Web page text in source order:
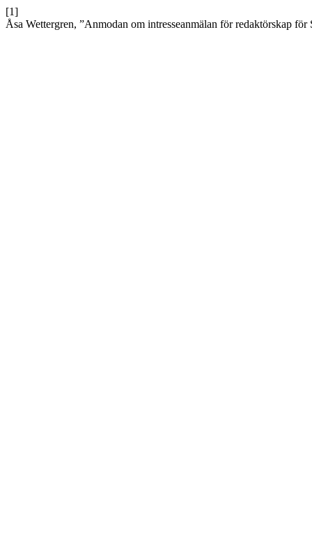
[1]
Åsa Wettergren, ”Anmodan om intresseanmälan för redaktörskap